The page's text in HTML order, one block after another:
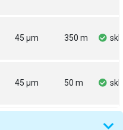
45 µm 350 m
45 µm 50 m